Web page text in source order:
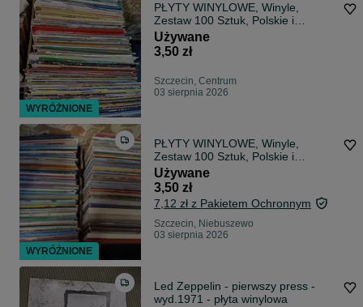
PŁYTY WINYLOWE, Winyle,
Zestaw 100 Sztuk, Polskie i
Zagraniczne, Różne, Bardzo Dobry
Stan, WYPRZEDAŻ, OKAZJA !!
Używane
3,50 zł
Szczecin, Centrum
03 sierpnia 2026
PŁYTY WINYLOWE, Winyle,
Zestaw 100 Sztuk, Polskie i
Zagraniczne, Różne, Bardzo Dobry
Stan, WYPRZEDAŻ, OKAZJA !!
Używane
3,50 zł
7,12 zł z Pakietem Ochronnym
Szczecin, Niebuszewo
03 sierpnia 2026
Led Zeppelin - pierwszy press -
wyd.1971 - płyta winylowa
WYRÓŻNIONE
WYRÓŻNIONE